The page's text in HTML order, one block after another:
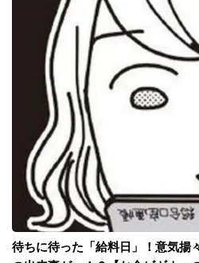
待ちに待った「給料日」！意気揚